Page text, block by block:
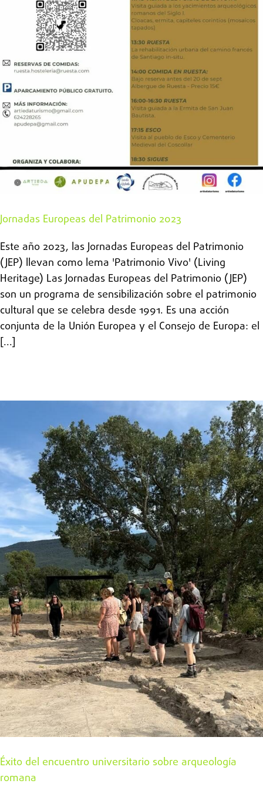
Jornadas Europeas del Patrimonio 2023
Este año 2023, las Jornadas Europeas del Patrimonio
(JEP) llevan como lema 'Patrimonio Vivo' (Living
Heritage) Las Jornadas Europeas del Patrimonio (JEP)
son un programa de sensibilización sobre el patrimonio
cultural que se celebra desde 1991. Es una acción
conjunta de la Unión Europea y el Consejo de Europa: el
[...]
Éxito del encuentro universitario sobre arqueología
romana